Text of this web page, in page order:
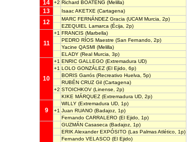
14 +2 Richard BOATENG (Melilla)
13 Isaac AKETXE (Cartagena)
12 MARC FERNÁNDEZ Gracia (UCAM Murcia, 2p)
EZEQUIEL Lamarca (Écija, 2p)
11
+1 FRANCIS (Marbella)
PEDRO RÍOS Maestre (San Fernando, 2p)
Yacine QASMI (Melilla)
ELADY (Real Murcia, 3p)
10
+1 ENRIC GALLEGO (Extremadura UD)
+1 LOLO GONZÁLEZ (El Ejido, 6p)
BORIS Garrós (Recreativo Huelva, 5p)
RUBÉN CRUZ Gil (Cartagena)
+2 STOICHKOV (Linense, 2p)
KIKE MÁRQUEZ (Extremadura UD, 2p)
9
WILLY (Extremadura UD, 1p)
+1 Juan RUANO (Badajoz, 1p)
Fernando CARRALERO (El Ejido, 1p)
GUZMÁN Casaseca (Badajoz, 1p)
ERIK Alexander EXPÓSITO (Las Palmas Atlético, 1p)
Fernando VELASCO (El Ejido)